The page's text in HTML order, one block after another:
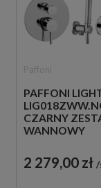
PAFFONI
CZARNY
WANNOWY
SŁUCHAWKĄ
2 279,00 zł